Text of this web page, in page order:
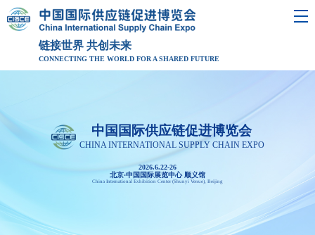
链接世界 共创未来
CONNECTING THE WORLD FOR A SHARED FUTURE
中国国际供应链促进博览会
CHINA INTERNATIONAL SUPPLY CHAIN EXPO
2026.6.22-26
北京·中国国际展览中心 顺义馆
China International Exhibition Center (Shunyi Venue), Beijing